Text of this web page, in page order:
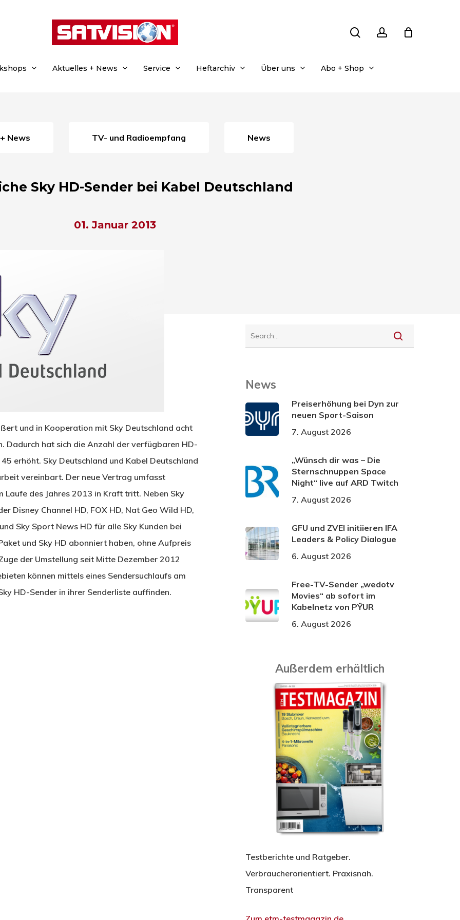
Aktuelles + News Service Heftarchiv Über uns Abo + Shop
News TV- und Radioempfang News
Sky HD-Sender bei Kabel Deutschland
01. Januar 2013
und in Kooperation mit Sky Deutschland acht
Dadurch hat sich die Anzahl der verfügbaren HD-
erhöht. Sky Deutschland und Kabel Deutschland
vereinbart. Der neue Vertrag umfasst
des Jahres 2013 in Kraft tritt. Neben Sky
Disney Channel HD, FOX HD, Nat Geo Wild HD,
Sky Sport News HD für alle Sky Kunden bei
und Sky HD abonniert haben, ohne Aufpreis
der Umstellung seit Mitte Dezember 2012
können mittels eines Sendersuchlaufs am
HD-Sender in ihrer Senderliste auffinden.
News
Preiserhöhung bei Dyn zur
neuen Sport-Saison
7. August 2026
„Wünsch dir was – Die
Sternschnuppen Space
Night“ live auf ARD Twitch
7. August 2026
GFU und ZVEI initiieren IFA
Leaders & Policy Dialogue
6. August 2026
Free-TV-Sender „wedotv
Movies“ ab sofort im
Kabelnetz von PŸUR
6. August 2026
Außerdem erhältlich
Testberichte und Ratgeber.
Verbraucherorientiert. Praxisnah.
Transparent